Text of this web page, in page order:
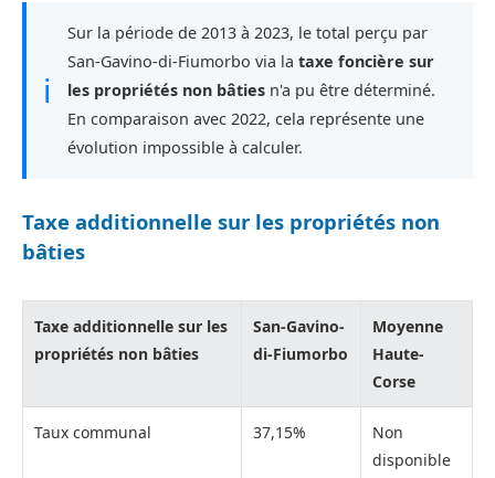
ℹ
Sur la période de 2013 à 2023, le total perçu par
San-Gavino-di-Fiumorbo via la taxe foncière sur
les propriétés non bâties n'a pu être déterminé.
En comparaison avec 2022, cela représente une
évolution impossible à calculer.
Taxe additionnelle sur les propriétés non
bâties
Taxe additionnelle sur les
propriétés non bâties
San-Gavino-
di-Fiumorbo
Moyenne
Haute-
Corse
Taux communal 37,15%
Non
disponible